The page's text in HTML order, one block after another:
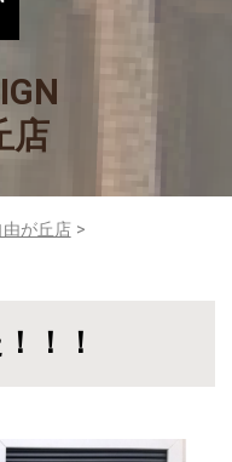
店
由が丘店
！！